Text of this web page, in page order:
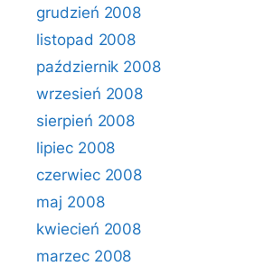
grudzień 2008
listopad 2008
październik 2008
wrzesień 2008
sierpień 2008
lipiec 2008
czerwiec 2008
maj 2008
kwiecień 2008
marzec 2008